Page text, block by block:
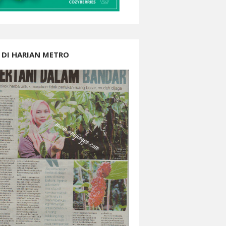
DI HARIAN METRO